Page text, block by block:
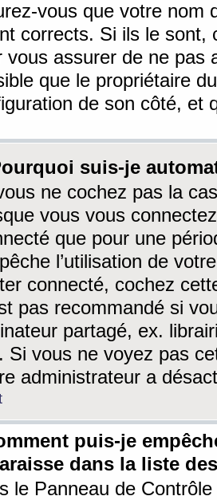
vous que votre nom
corrects. Si ils le sont,
vous assurer de ne pas
que le propriétaire
de son côté, et
suis-je
ne cochez pas la
vous vous
que pour une
l’utilisation de
connecté, cochez
pas recommandé si
partagé, ex.
Si vous ne voyez pas
administrateur a
puis-je
dans la liste
le Panneau de